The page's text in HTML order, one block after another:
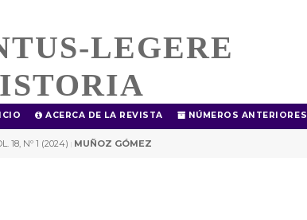
LEGERE
ACERCA DE LA REVISTA NÚMEROS ANTERIORES
18, Nº 1 (2024) | MUÑOZ GÓMEZ